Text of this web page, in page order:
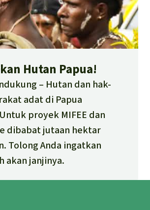
Hutan Papua!
Hutan dan hak-
adat di Papua
proyek MIFEE dan
dibabat jutaan hektar
Tolong Anda ingatkan
akan janjinya.